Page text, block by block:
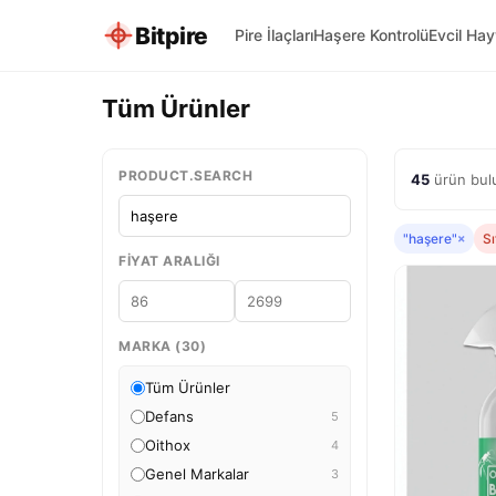
Bitpire Pire İlaçlarıHaşere KontrolüEvcil
Tüm Ürünler
PRODUCT.SEARCH
FIYAT ARALIĞI
MARKA (30)
Tüm Ürünler
Defans
5
Oithox 4
Genel Markalar 3
45 ürün
"haşere"×